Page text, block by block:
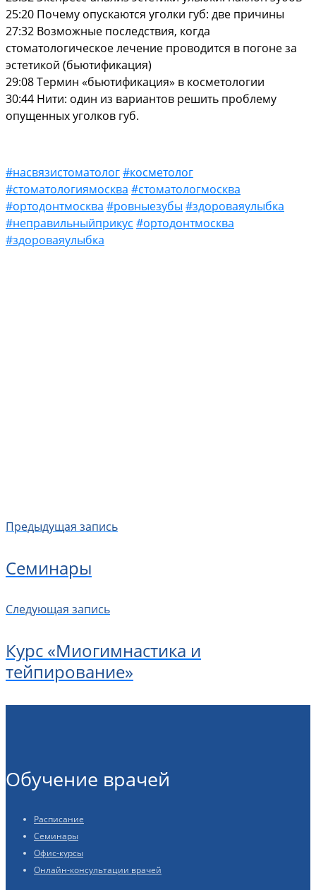
25:20 Почему опускаются уголки губ: две причины
27:32 Возможные последствия, когда
стоматологическое лечение проводится в погоне за
эстетикой (бьютификация)
29:08 Термин «бьютификация» в косметологии
30:44 Нити: один из вариантов решить проблему
опущенных уголков губ.
#насвязистоматолог#косметолог
#стоматологиямосква #стоматологмосква
#ортодонтмосква #ровныезубы #здороваяулыбка
#неправильныйприкус #ортодонтмосква
#здороваяулыбка
Предыдущая запись
Семинары
Следующая запись
Курс «Миогимнастика и
тейпирование»
Обучение врачей
Расписание
Семинары
Офис-курсы
Онлайн-консультации врачей